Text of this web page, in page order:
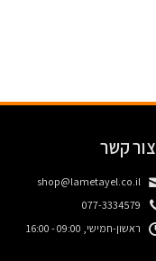
צור קשר
shop@lametayel.co.il
077-3334579
ראשון-חמישי, 09:00 - 16:00